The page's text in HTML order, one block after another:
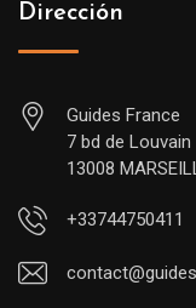
Dirección
Guides France
7 bd de Louvain
13008
+33744750411